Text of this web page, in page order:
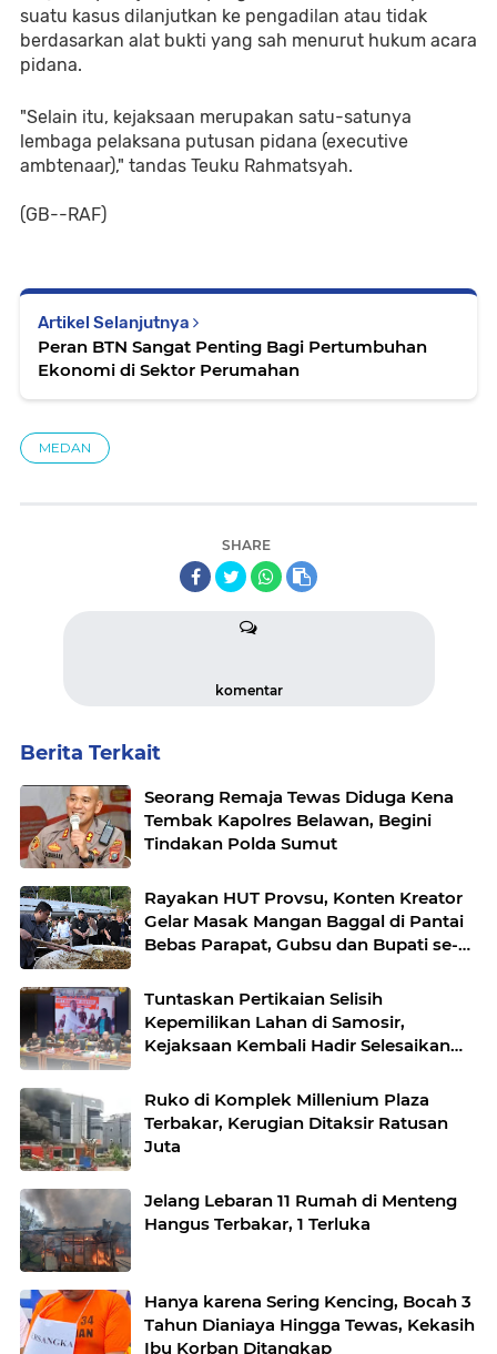
suatu kasus dilanjutkan ke pengadilan atau tidak
berdasarkan alat bukti yang sah menurut hukum acara
pidana.
"Selain itu, kejaksaan merupakan satu-satunya
lembaga pelaksana putusan pidana (executive
ambtenaar)," tandas Teuku Rahmatsyah.
(GB--RAF)
Artikel Selanjutnya
Peran BTN Sangat Penting Bagi Pertumbuhan
Ekonomi di Sektor Perumahan
MEDAN
SHARE
komentar
Berita Terkait
Seorang Remaja Tewas Diduga Kena
Tembak Kapolres Belawan, Begini
Tindakan Polda Sumut
Rayakan HUT Provsu, Konten Kreator
Gelar Masak Mangan Baggal di Pantai
Bebas Parapat, Gubsu dan Bupati se-
Tuntaskan Pertikaian Selisih
Kepemilikan Lahan di Samosir,
Kejaksaan Kembali Hadir Selesaikan
Ruko di Komplek Millenium Plaza
Terbakar, Kerugian Ditaksir Ratusan
Juta
Jelang Lebaran 11 Rumah di Menteng
Hangus Terbakar, 1 Terluka
Hanya karena Sering Kencing, Bocah 3
Tahun Dianiaya Hingga Tewas, Kekasih
Ibu Korban Ditangkap